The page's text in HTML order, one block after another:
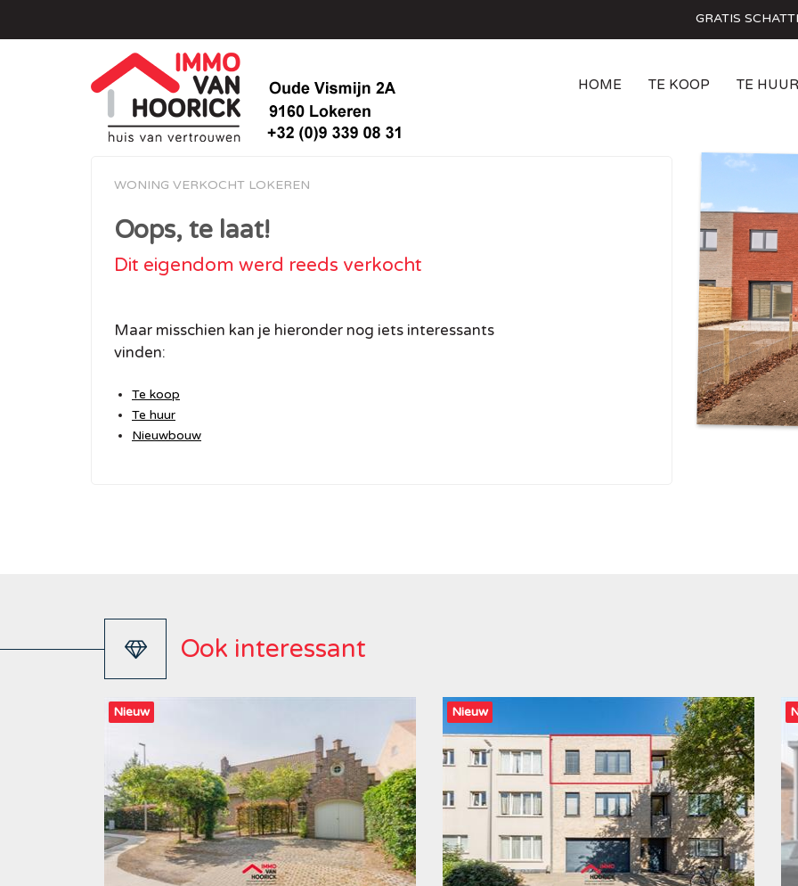
GRATIS
HOME TE KOOP TE HUUR
WONING VERKOCHT LOKEREN
Oops, te laat!
Dit eigendom werd reeds verkocht
Maar misschien kan je hieronder nog iets interessants
vinden:
Te koop
Te huur
Nieuwbouw
Ook interessant
Nieuw Nieuw